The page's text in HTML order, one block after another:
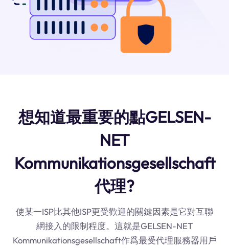
想知道最重要的點GELSEN-
NET
Kommunikationsgesellschaft
代理?
使某一ISP比其他ISP更受歡迎的關鍵因素是它對互聯
網接入的限制程度。這就是GELSEN-NET
Kommunikationsgesellschaft作爲最受代理服務器用戶